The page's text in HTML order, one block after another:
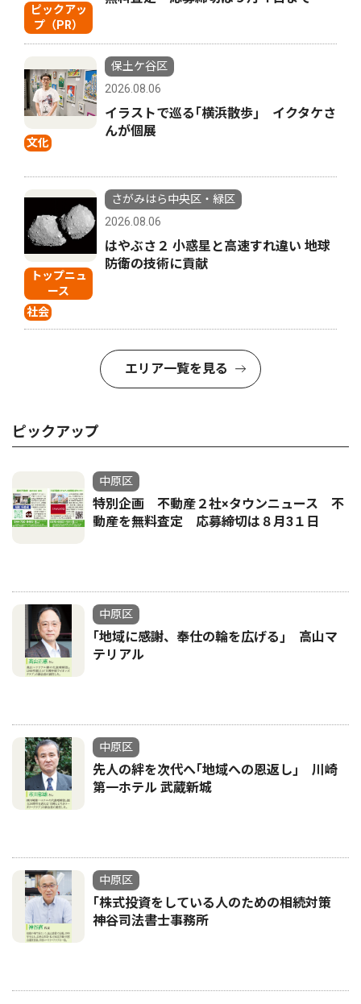
ピックアッ
プ（PR）
文化
保土ケ谷区
2026.08.06
イラストで巡る｢横浜散歩｣ イクタケさ
んが個展
トップニュ
ース
社会
さがみはら中央区・緑区
2026.08.06
はやぶさ２ 小惑星と高速すれ違い 地球
防衛の技術に貢献
エリア一覧を見る
ピックアップ
中原区
特別企画 不動産２社×タウンニュース 不
動産を無料査定 応募締切は８月3１日
中原区
｢地域に感謝、奉仕の輪を広げる｣ 高山マ
テリアル
中原区
先人の絆を次代へ｢地域への恩返し｣ 川崎
第一ホテル 武蔵新城
中原区
｢株式投資をしている人のための相続対策
神谷司法書士事務所